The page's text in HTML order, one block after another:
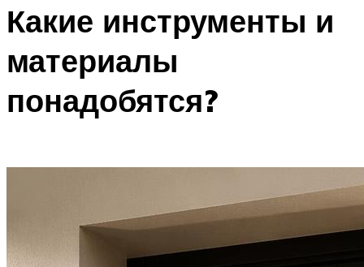
Какие инструменты и
материалы
понадобятся?